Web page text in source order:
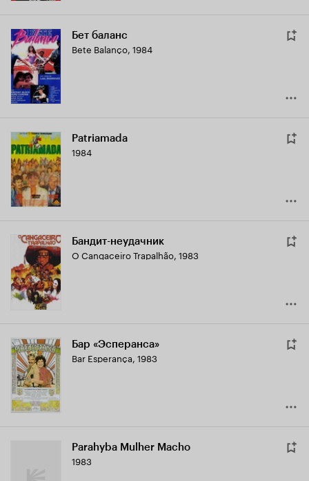
Бет баланс
Bete Balanço, 1984
Patriamada
1984
Бандит-неудачник
O Cangaceiro Trapalhão, 1983
Бар «Эсперанса»
Bar Esperança, 1983
Parahyba Mulher Macho
1983